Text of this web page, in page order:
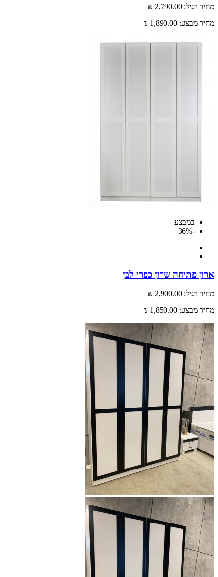
רגיל: 2,790.00 ₪
מבצע: 1,890.00 ₪
במבצע
פתיחה שרון כפרי לבן
רגיל: 2,900.00 ₪
מבצע: 1,850.00 ₪